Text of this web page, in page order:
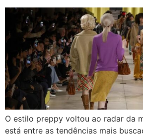
O estilo preppy voltou ao radar da
está entre as tendências mais